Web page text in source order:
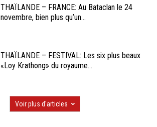
THAÏLANDE – FRANCE: Au Bataclan le 24
novembre, bien plus qu’un...
THAÏLANDE – FESTIVAL: Les six plus beaux
«Loy Krathong» du royaume...
Voir plus d'articles